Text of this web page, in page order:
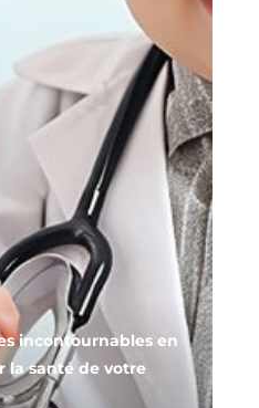
incontournables en
la santé de votre